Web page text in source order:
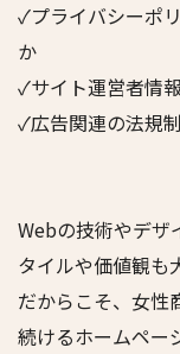
✓プライバシーポ
か
✓サイト運営者情
✓広告関連の法規
Webの技術やデザ
タイルや価値観も
だからこそ、女性
続けるホームペー